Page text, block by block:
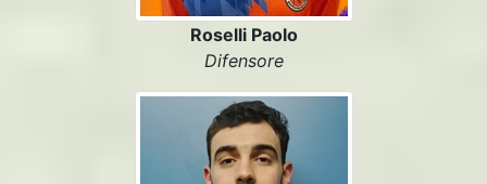
Roselli Paolo
Difensore